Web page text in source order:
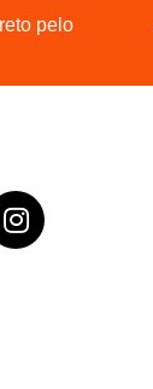
pelo